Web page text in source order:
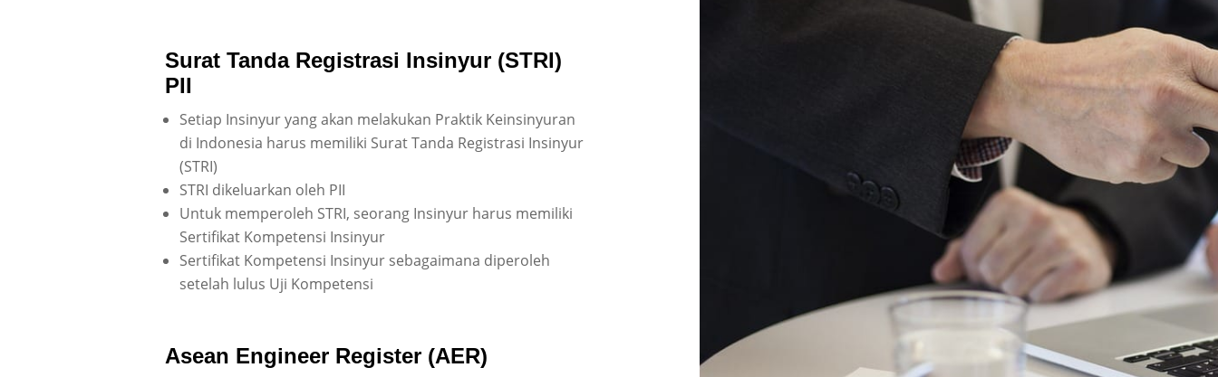
Surat Tanda Registrasi Insinyur (STRI)
PII
Setiap Insinyur yang akan melakukan Praktik Keinsinyuran
di Indonesia harus memiliki Surat Tanda Registrasi Insinyur
(STRI)
STRI dikeluarkan oleh PII
Untuk memperoleh STRI, seorang Insinyur harus memiliki
Sertifikat Kompetensi Insinyur
Sertifikat Kompetensi Insinyur sebagaimana diperoleh
setelah lulus Uji Kompetensi
Asean Engineer Register (AER)